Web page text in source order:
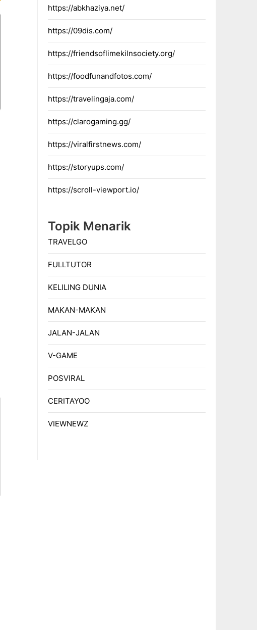
https://abkhaziya.net/
https://09dis.com/
https://friendsoflimekilnsociety.org/
https://foodfunandfotos.com/
https://travelingaja.com/
https://clarogaming.gg/
https://viralfirstnews.com/
https://storyups.com/
https://scroll-viewport.io/
Topik Menarik
TRAVELGO
FULLTUTOR
KELILING DUNIA
MAKAN-MAKAN
JALAN-JALAN
V-GAME
POSVIRAL
CERITAYOO
VIEWNEWZ